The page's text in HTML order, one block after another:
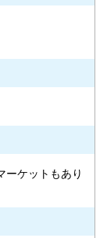
ーケットもあり